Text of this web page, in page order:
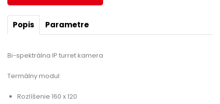
Popis Parametre
Bi-spektrálna IP turret kamera
Termálny modul:
Rozlíšenie 160 x 120